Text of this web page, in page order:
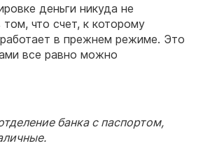
деньги никуда не
что счет, к которому
работает в прежнем режиме. Это
все равно можно
банка с паспортом,